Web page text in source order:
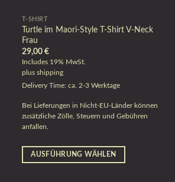
T-SHIRT
Turtle im Maori-Style T-Shirt V-Neck
Frau
29,00 €
Includes 19% MwSt.
plus shipping
Delivery Time: ca. 2-3 Werktage
Bei Lieferungen in Nicht-EU-Länder können
zusätzliche Zölle, Steuern und Gebühren
anfallen.
AUSFÜHRUNG WÄHLEN